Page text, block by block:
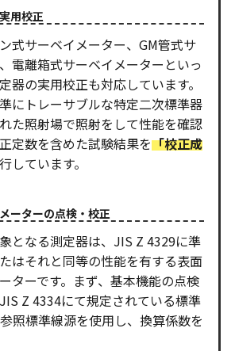
用校正
式サーベイメーター、GM管式サ
電離箱式サーベイメーターといっ
器の実用校正も対応しています。
にトレーサブルな特定二次標準器
た照射場で照射をして性能を確認
定数を含めた試験結果を「校正成
しています。
ーターの点検・校正
となる測定器は、JIS Z 4329に準
はそれと同等の性能を有する表面
ターです。まず、基本機能の点検
Z 4334にて規定されている標準
照標準線源を使用し、換算係数を